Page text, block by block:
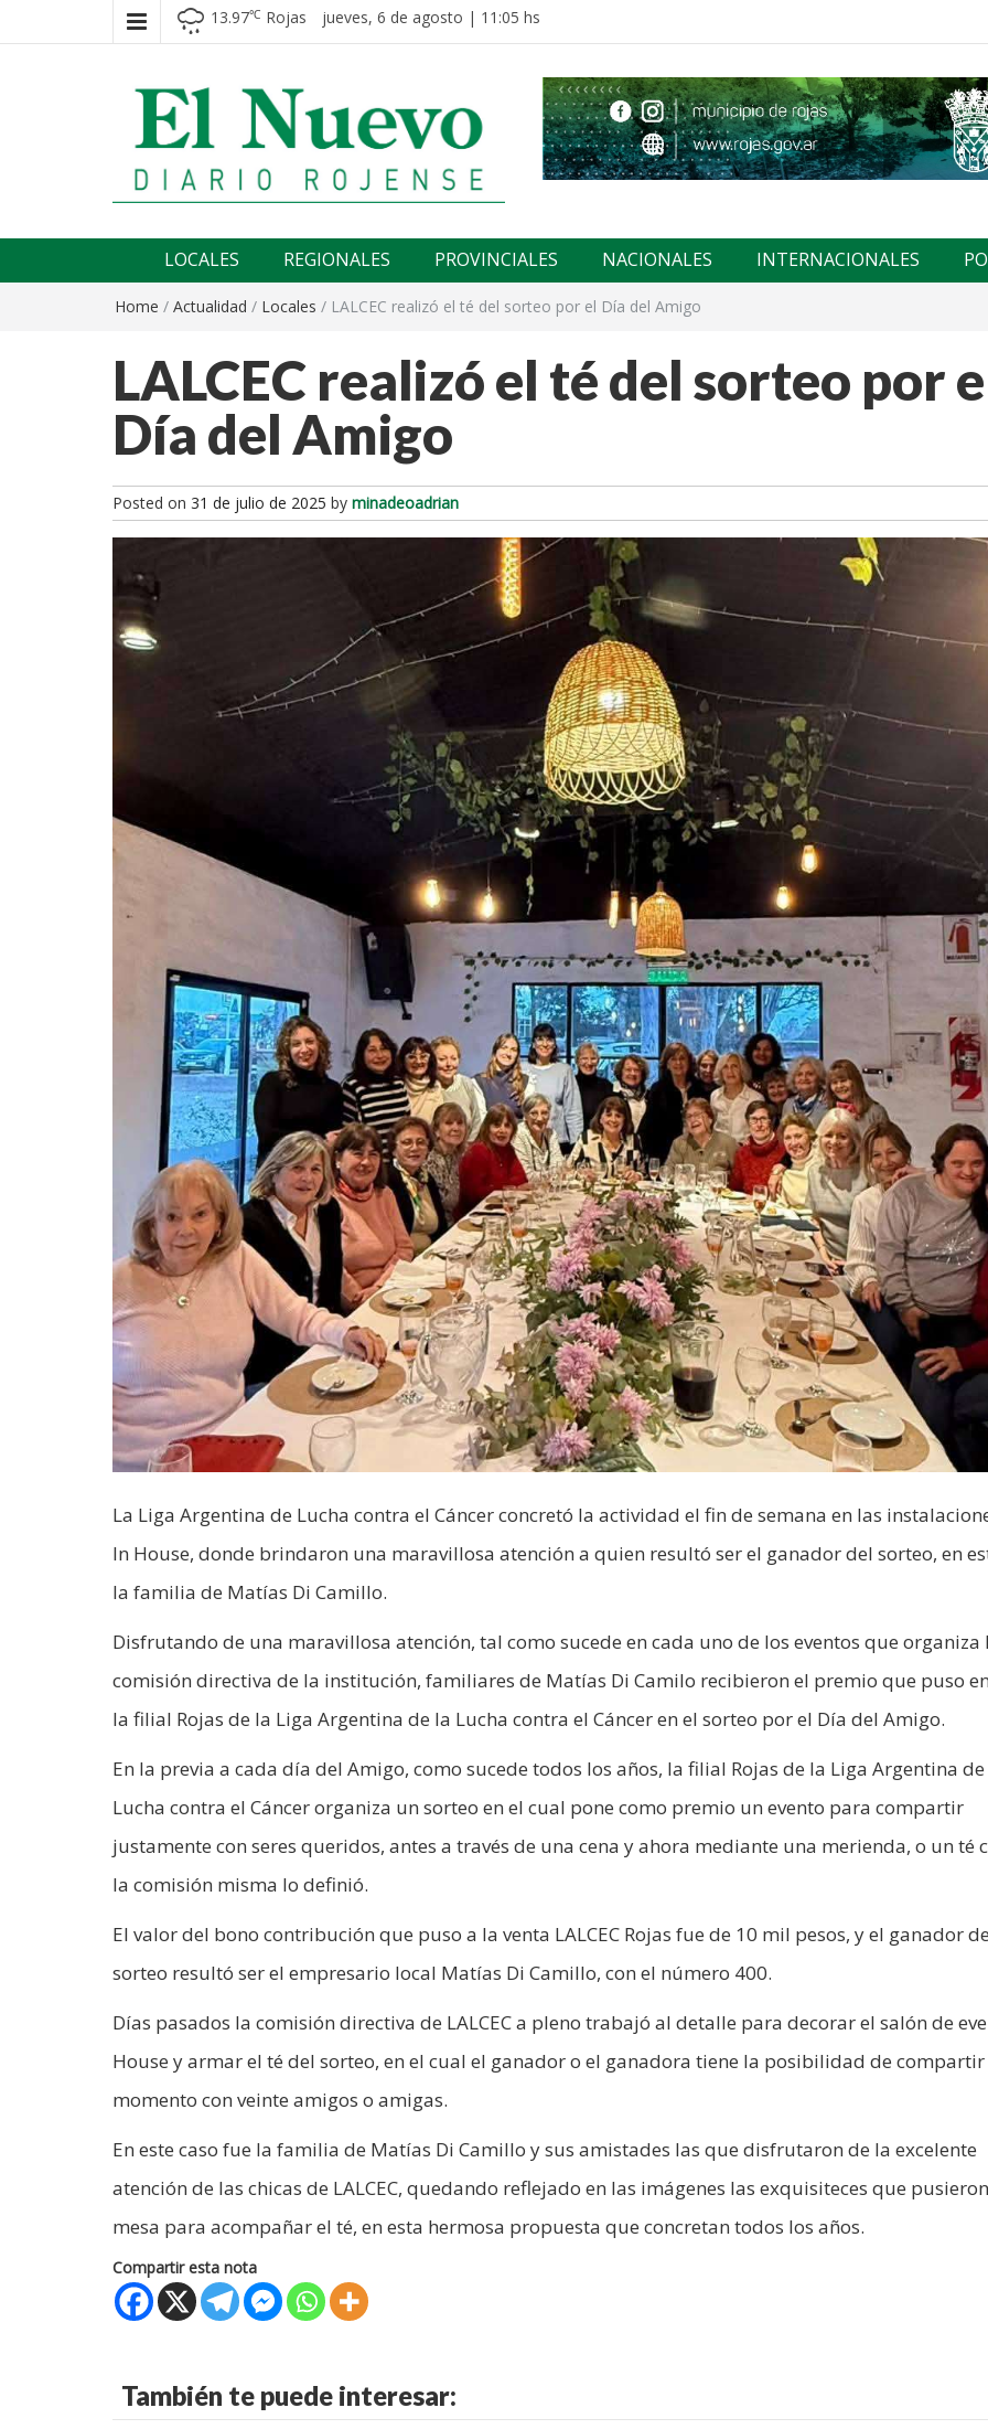
13.97℃ Rojas jueves, 6 de agosto | 11:05 hs
El nuevo rojense
LOCALES REGIONALES PROVINCIALES NACIONALES INTERNACIONALES
Home / Actualidad / Locales / LALCEC realizó el té del sorteo por el Día del Amigo
LALCEC realizó el té del sorteo por
Día del Amigo
Posted on 31 de julio de 2025 by minadeoadrian
La Liga Argentina de Lucha contra el Cáncer concretó la actividad el fin de semana en las
In House, donde brindaron una maravillosa atención a quien resultó ser el ganador del sorteo, en
la familia de Matías Di Camillo.
Disfrutando de una maravillosa atención, tal como sucede en cada uno de los eventos que organiza
comisión directiva de la institución, familiares de Matías Di Camilo recibieron el premio que puso
la filial Rojas de la Liga Argentina de la Lucha contra el Cáncer en el sorteo por el Día del Amigo.
En la previa a cada día del Amigo, como sucede todos los años, la filial Rojas de la Liga Argentina
Lucha contra el Cáncer organiza un sorteo en el cual pone como premio un evento para compartir
justamente con seres queridos, antes a través de una cena y ahora mediante una merienda, o un té
la comisión misma lo definió.
El valor del bono contribución que puso a la venta LALCEC Rojas fue de 10 mil pesos, y el ganador
sorteo resultó ser el empresario local Matías Di Camillo, con el número 400.
Días pasados la comisión directiva de LALCEC a pleno trabajó al detalle para decorar el salón de
House y armar el té del sorteo, en el cual el ganador o el ganadora tiene la posibilidad de
momento con veinte amigos o amigas.
En este caso fue la familia de Matías Di Camillo y sus amistades las que disfrutaron de la excelente
atención de las chicas de LALCEC, quedando reflejado en las imágenes las exquisiteces que
mesa para acompañar el té, en esta hermosa propuesta que concretan todos los años.
Compartir esta nota
También te puede interesar: